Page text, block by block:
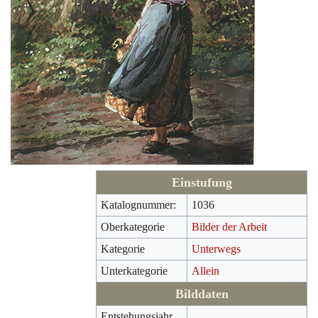
Einstufung
Katalognummer:
1036
Oberkategorie
Bilder der Arbeit
Kategorie
Unterwegs
Unterkategorie
Allein
Bilddaten